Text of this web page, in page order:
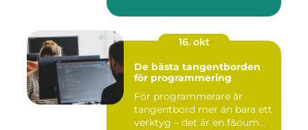
16. okt
De bästa tangentborden
för programmering
För programmerare är
tangentbord mer än bara ett
verktyg – det är en f&oum...